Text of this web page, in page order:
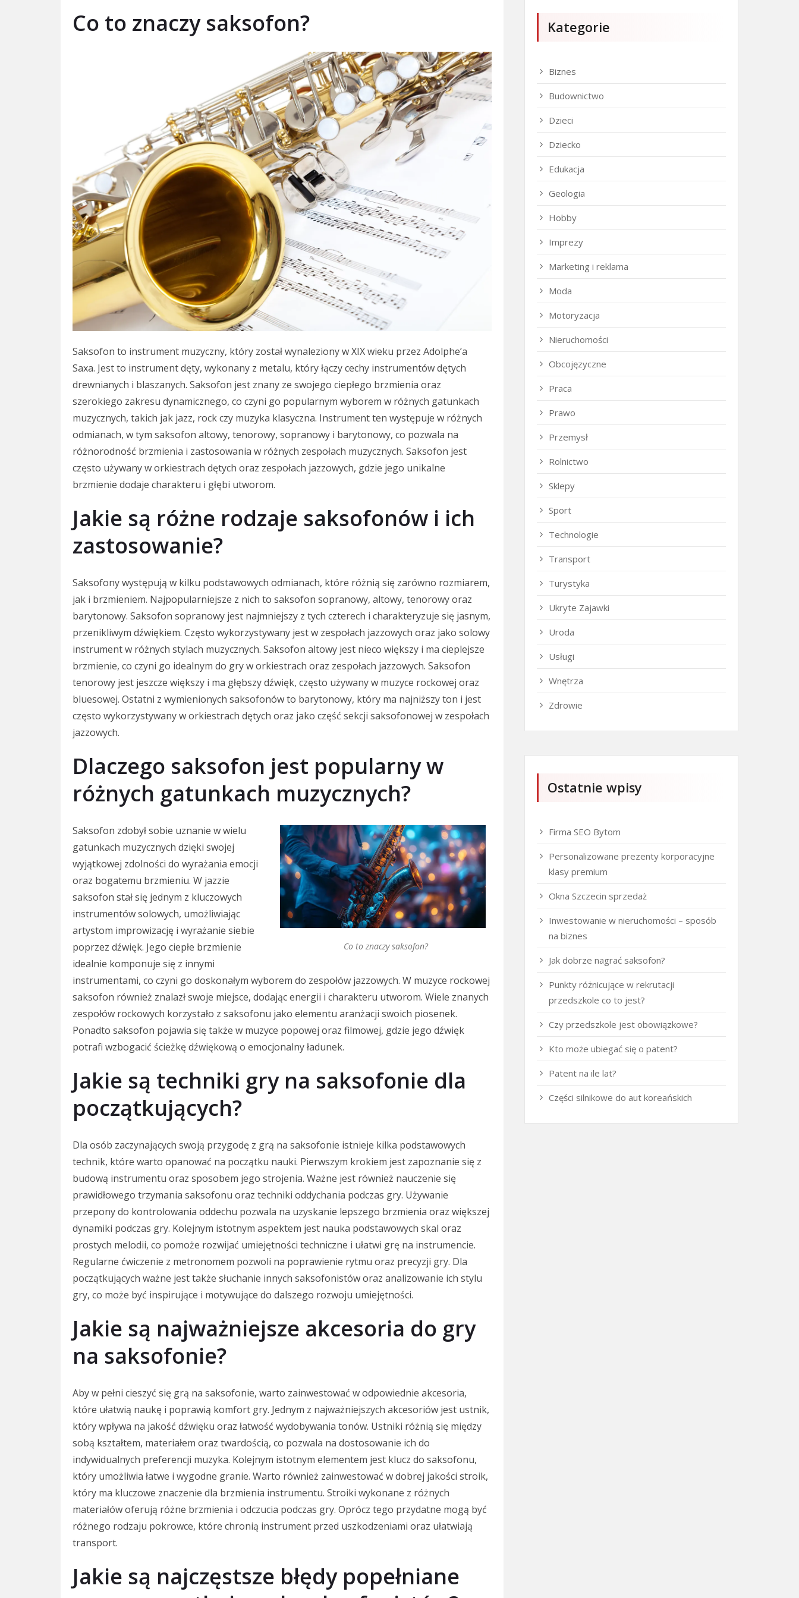
Co to znaczy saksofon?
Saksofon to instrument muzyczny, który został wynaleziony w XIX wieku przez Adolphe’a
Saxa. Jest to instrument dęty, wykonany z metalu, który łączy cechy instrumentów dętych
drewnianych i blaszanych. Saksofon jest znany ze swojego ciepłego brzmienia oraz
szerokiego zakresu dynamicznego, co czyni go popularnym wyborem w różnych gatunkach
muzycznych, takich jak jazz, rock czy muzyka klasyczna. Instrument ten występuje w różnych
odmianach, w tym saksofon altowy, tenorowy, sopranowy i barytonowy, co pozwala na
różnorodność brzmienia i zastosowania w różnych zespołach muzycznych. Saksofon jest
często używany w orkiestrach dętych oraz zespołach jazzowych, gdzie jego unikalne
brzmienie dodaje charakteru i głębi utworom.
Jakie są różne rodzaje saksofonów i ich
zastosowanie?
Saksofony występują w kilku podstawowych odmianach, które różnią się zarówno rozmiarem,
jak i brzmieniem. Najpopularniejsze z nich to saksofon sopranowy, altowy, tenorowy oraz
barytonowy. Saksofon sopranowy jest najmniejszy z tych czterech i charakteryzuje się jasnym,
przenikliwym dźwiękiem. Często wykorzystywany jest w zespołach jazzowych oraz jako solowy
instrument w różnych stylach muzycznych. Saksofon altowy jest nieco większy i ma cieplejsze
brzmienie, co czyni go idealnym do gry w orkiestrach oraz zespołach jazzowych. Saksofon
tenorowy jest jeszcze większy i ma głębszy dźwięk, często używany w muzyce rockowej oraz
bluesowej. Ostatni z wymienionych saksofonów to barytonowy, który ma najniższy ton i jest
często wykorzystywany w orkiestrach dętych oraz jako część sekcji saksofonowej w zespołach
jazzowych.
Dlaczego saksofon jest popularny w
różnych gatunkach muzycznych?
Co to znaczy saksofon?
Saksofon zdobył sobie uznanie w wielu
gatunkach muzycznych dzięki swojej
wyjątkowej zdolności do wyrażania emocji
oraz bogatemu brzmieniu. W jazzie
saksofon stał się jednym z kluczowych
instrumentów solowych, umożliwiając
artystom improwizację i wyrażanie siebie
poprzez dźwięk. Jego ciepłe brzmienie
idealnie komponuje się z innymi
instrumentami, co czyni go doskonałym wyborem do zespołów jazzowych. W muzyce rockowej
saksofon również znalazł swoje miejsce, dodając energii i charakteru utworom. Wiele znanych
zespołów rockowych korzystało z saksofonu jako elementu aranżacji swoich piosenek.
Ponadto saksofon pojawia się także w muzyce popowej oraz filmowej, gdzie jego dźwięk
potrafi wzbogacić ścieżkę dźwiękową o emocjonalny ładunek.
Jakie są techniki gry na saksofonie dla
początkujących?
Dla osób zaczynających swoją przygodę z grą na saksofonie istnieje kilka podstawowych
technik, które warto opanować na początku nauki. Pierwszym krokiem jest zapoznanie się z
budową instrumentu oraz sposobem jego strojenia. Ważne jest również nauczenie się
prawidłowego trzymania saksofonu oraz techniki oddychania podczas gry. Używanie
przepony do kontrolowania oddechu pozwala na uzyskanie lepszego brzmienia oraz większej
dynamiki podczas gry. Kolejnym istotnym aspektem jest nauka podstawowych skal oraz
prostych melodii, co pomoże rozwijać umiejętności techniczne i ułatwi grę na instrumencie.
Regularne ćwiczenie z metronomem pozwoli na poprawienie rytmu oraz precyzji gry. Dla
początkujących ważne jest także słuchanie innych saksofonistów oraz analizowanie ich stylu
gry, co może być inspirujące i motywujące do dalszego rozwoju umiejętności.
Jakie są najważniejsze akcesoria do gry
na saksofonie?
Aby w pełni cieszyć się grą na saksofonie, warto zainwestować w odpowiednie akcesoria,
które ułatwią naukę i poprawią komfort gry. Jednym z najważniejszych akcesoriów jest ustnik,
który wpływa na jakość dźwięku oraz łatwość wydobywania tonów. Ustniki różnią się między
sobą kształtem, materiałem oraz twardością, co pozwala na dostosowanie ich do
indywidualnych preferencji muzyka. Kolejnym istotnym elementem jest klucz do saksofonu,
który umożliwia łatwe i wygodne granie. Warto również zainwestować w dobrej jakości stroik,
który ma kluczowe znaczenie dla brzmienia instrumentu. Stroiki wykonane z różnych
materiałów oferują różne brzmienia i odczucia podczas gry. Oprócz tego przydatne mogą być
różnego rodzaju pokrowce, które chronią instrument przed uszkodzeniami oraz ułatwiają
transport.
Jakie są najczęstsze błędy popełniane
Kategorie
Biznes
Budownictwo
Dzieci
Dziecko
Edukacja
Geologia
Hobby
Imprezy
Marketing i reklama
Moda
Motoryzacja
Nieruchomości
Obcojęzyczne
Praca
Prawo
Przemysł
Rolnictwo
Sklepy
Sport
Technologie
Transport
Turystyka
Ukryte Zajawki
Uroda
Usługi
Wnętrza
Zdrowie
Ostatnie wpisy
Firma SEO Bytom
Personalizowane prezenty korporacyjne
klasy premium
Okna Szczecin sprzedaż
Inwestowanie w nieruchomości – sposób
na biznes
Jak dobrze nagrać saksofon?
Punkty różnicujące w rekrutacji
przedszkole co to jest?
Czy przedszkole jest obowiązkowe?
Kto może ubiegać się o patent?
Patent na ile lat?
Części silnikowe do aut koreańskich